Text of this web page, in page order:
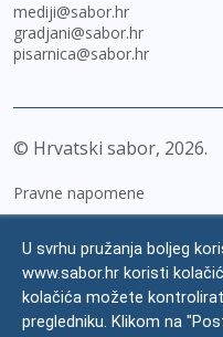
mediji@sabor.hr
gradjani@sabor.hr
pisarnica@sabor.hr
© Hrvatski sabor, 2026
Pravne napomene
Zaštita osobnih podataka
Impressum
U svrhu pružanja boljeg
www.sabor.hr koristi
kolačića možete
pregledniku. Klikom na